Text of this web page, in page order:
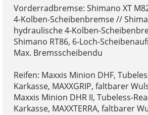
Vorderradbremse: Shimano XT
4-Kolben-Scheibenbremse //
hydraulische 4-Kolben-
Shimano RT86, 6-Loch-
Max. Bremsscheibendu
Reifen: Maxxis Minion DHF,
Karkasse, MAXXGRIP, faltbarer
Maxxis Minion DHR II, Tubeless-
Karkasse, MAXXTERRA, faltbarer